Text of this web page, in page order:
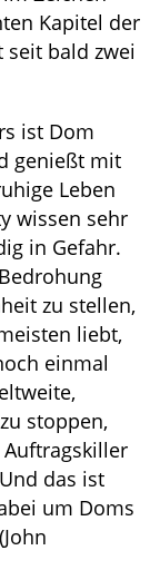
Kapitel der
seit bald zwei
ist Dom
genießt mit
Leben
wissen sehr
in Gefahr.
zu stellen,
liebt,
einmal
stoppen,
das ist
um Doms